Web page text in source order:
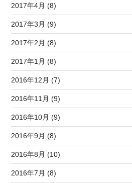
2017年4月 (8)
2017年3月 (9)
2017年2月 (8)
2017年1月 (8)
2016年12月 (7)
2016年11月 (9)
2016年10月 (9)
2016年9月 (8)
2016年8月 (10)
2016年7月 (8)